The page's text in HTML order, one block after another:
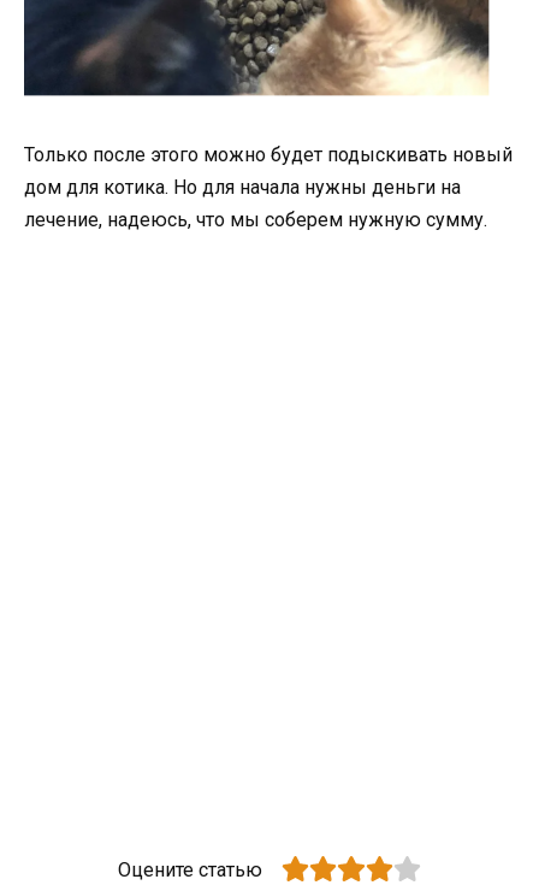
Только после этого можно будет подыскивать новый
дом для котика. Но для начала нужны деньги на
лечение, надеюсь, что мы соберем нужную сумму.
Оцените статью